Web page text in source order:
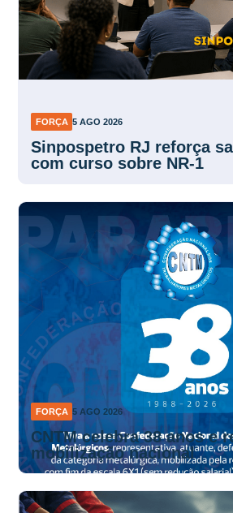
FORÇA 5 AGO 2026
Sinpospetro RJ reforça
com curso sobre NR-1
FORÇA 5 AGO 2026
CNTM celebra 38 anos e
mobilização nacional